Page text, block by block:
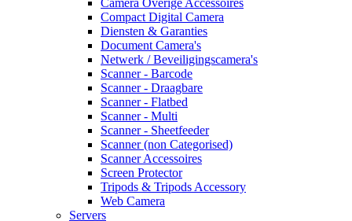
Compact Digital Camera
Diensten & Garanties
Document Camera's
Netwerk / Beveiligingscamera's
Scanner - Barcode
Scanner - Draagbare
Scanner - Flatbed
Scanner - Multi
Scanner - Sheetfeeder
Scanner (non Categorised)
Scanner Accessoires
Screen Protector
Tripods & Tripods Accessory
Web Camera
Servers